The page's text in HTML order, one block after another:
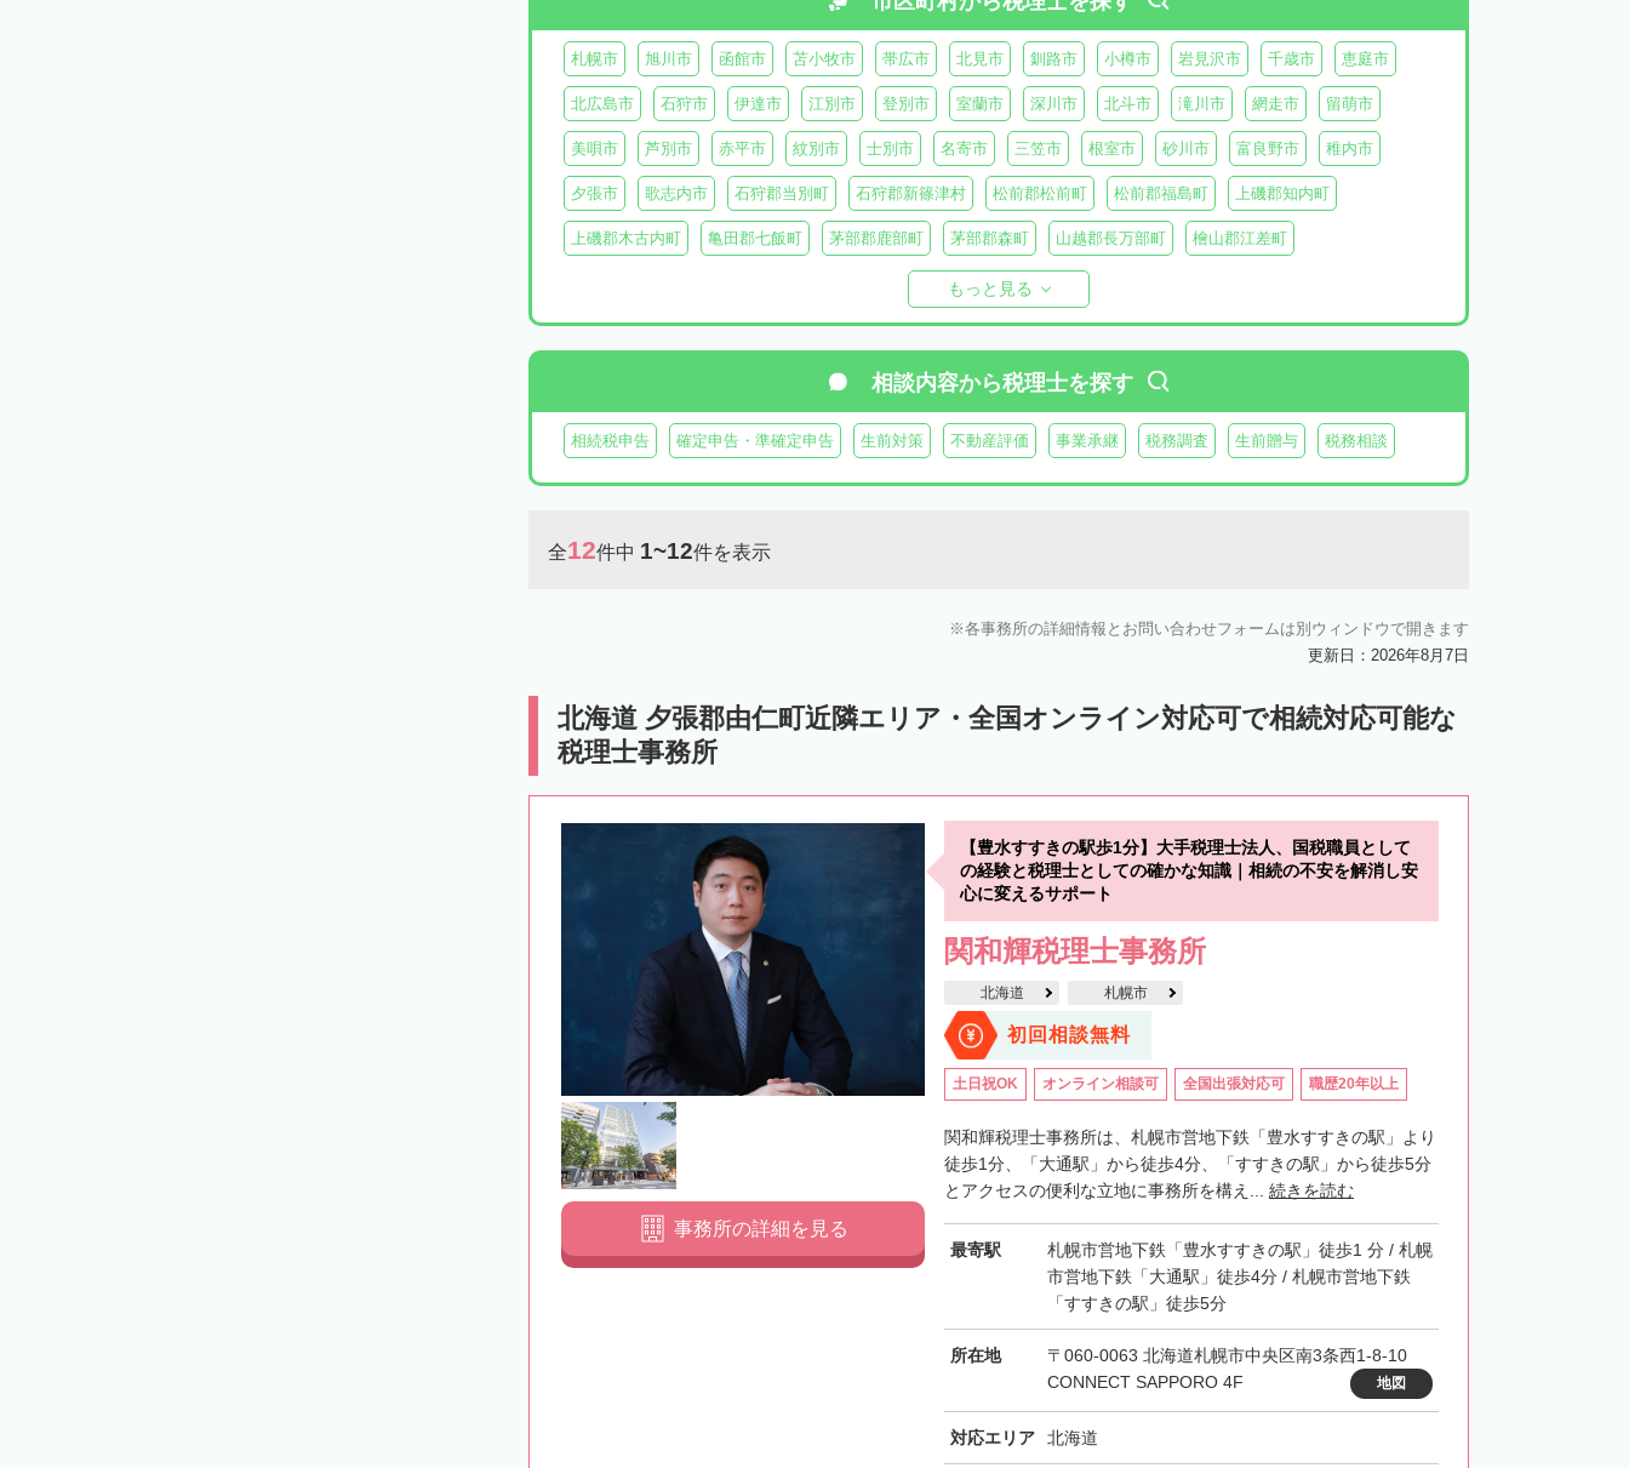
札幌市 旭川市 函館市 苫小牧市 帯広市 北見市 釧路市 小樽市 岩見沢市 千歳市 恵庭市
北広島市 石狩市 伊達市 江別市 登別市 室蘭市 深川市 北斗市 滝川市 網走市 留萌市
美唄市 芦別市 赤平市 紋別市 士別市 名寄市 三笠市 根室市 砂川市 富良野市 稚内市
夕張市 歌志内市 石狩郡当別町 石狩郡新篠津村 松前郡松前町 松前郡福島町 上磯郡知内町
上磯郡木古内町 亀田郡七飯町 茅部郡鹿部町 茅部郡森町 山越郡長万部町 檜山郡江差町
奥尻郡奥尻町
島牧郡島牧村 寿都郡寿都町 寿都郡黒松内町 磯谷郡蘭越町 虻田郡ニセコ町 虻田郡倶知安町
虻田郡喜茂別町 虻田郡京極町 虻田郡豊浦町
岩内郡共和町 岩内郡岩内町 二海郡八雲町 古宇郡泊村 古宇郡神恵内村 古平郡古平町 積丹郡積丹町
余市郡仁木町 余市郡余市町 余市郡赤井川村 空知郡南幌町 空知郡奈井江町 空知郡上砂川町
樺戸郡月形町 樺戸郡浦臼町
上川郡比布町 上川郡愛別町 上川郡上川町 上川郡東川町
中川郡美深町 中川郡音威子府村 中川郡中川町 中川郡幕別町 中川郡池田町 中川郡豊頃町
天塩郡遠別町 天塩郡天塩町 天塩郡豊富町 天塩郡幌延町 宗谷郡猿払村 枝幸郡浜頓別町
枝幸郡枝幸町 利尻郡利尻町 利尻郡利尻富士町 網走郡美幌町
網走郡大空町 斜里郡斜里町
常呂郡置戸町 常呂郡佐呂間町 紋別郡湧別町 紋別郡滝上町 紋別郡興部町
紋別郡西興部村 紋別郡雄武町 白老郡白老町 沙流郡日高町
様似郡様似町 幌泉郡えりも町 日高郡新ひだか町 河東郡音更町
河東郡上士幌町 河東郡鹿追町 河西郡芽室町 河西郡中札内村 河西郡更別村 広尾郡大樹町
広尾郡広尾町 十勝郡浦幌町 釧路郡釧路町 厚岸郡厚岸町 厚岸郡浜中町
川上郡標茶町 白糠郡白糠町 野付郡別海町 標津郡中標津町
標津郡標津町 目梨郡羅臼町
もっと見る
相談内容から税理士を探す
相続税申告 確定申告・準確定申告 生前対策 不動産評価 事業承継 税務調査 生前贈与 税務相談
全12件中 1~12件を表示
各事務所の詳細情報とお問い合わせフォームは別ウィンドウで開きます
更新日：2026年8月7日
北海道 夕張郡由仁町近隣エリア・全国オンライン対応可で相続対応可能な
税理士事務所
【豊水すすきの駅歩1分】大手税理士法人、国税職員として
の経験と税理士としての確かな知識｜相続の不安を解消し安
心に変えるサポート
関和輝税理士事務所
北海道 札幌市
初回相談無料
土日祝OK オンライン相談可 全国出張対応可 職歴20年以上
関和輝税理士事務所は、札幌市営地下鉄「豊水すすきの駅」より
徒歩1分、「大通駅」から徒歩4分、「すすきの駅」から徒歩5分
とアクセスの便利な立地に事務所を構え... 続きを読む
最寄駅
札幌市営地下鉄「豊水すすきの駅」徒歩1 分 / 札幌
市営地下鉄「大通駅」徒歩4分 / 札幌市営地下鉄
「すすきの駅」徒歩5分
所在地
〒060-0063 北海道札幌市中央区南3条西1-8-10
CONNECT SAPPORO 4F
地図
対応エリア 北海道
事務所の詳細を見る